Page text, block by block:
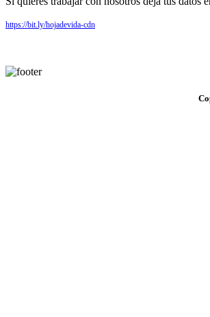
https://bit.ly/hojadevida-cdn